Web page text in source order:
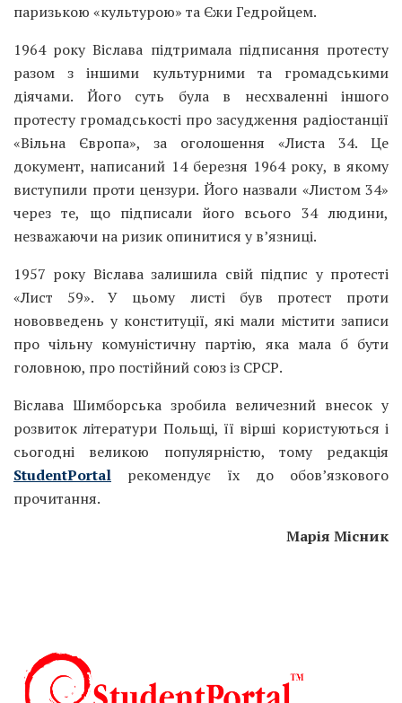
паризькою «культурою» та Єжи Гедройцем.
1964 року Віслава підтримала підписання протесту
разом з іншими культурними та громадськими
діячами. Його суть була в несхваленні іншого
протесту громадськості про засудження радіостанції
«Вільна Європа», за оголошення «Листа 34. Це
документ, написаний 14 березня 1964 року, в якому
виступили проти цензури. Його назвали «Листом 34»
через те, що підписали його всього 34 людини,
незважаючи на ризик опинитися у в’язниці.
1957 року Віслава залишила свій підпис у протесті
«Лист 59». У цьому листі був протест проти
нововведень у конституції, які мали містити записи
про чільну комуністичну партію, яка мала б бути
головною, про постійний союз із СРСР.
Віслава Шимборська зробила величезний внесок у
розвиток літератури Польщі, її вірші користуються і
сьогодні великою популярністю, тому редакція
StudentPortal рекомендує їх до обов’язкового
прочитання.
Марія Місник